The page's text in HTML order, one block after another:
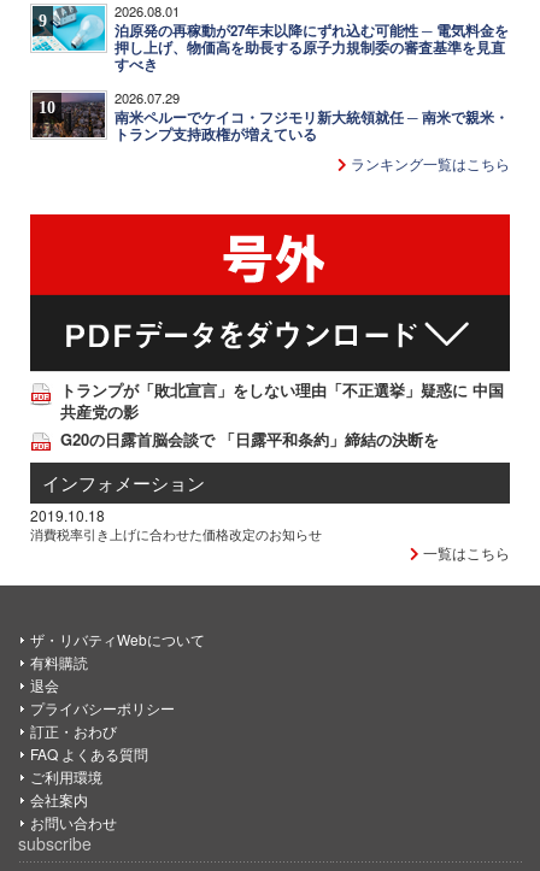
9 2026.08.01
泊原発の再稼動が27年末以降にずれ込む可能性 ─ 電気料金を
押し上げ、物価高を助長する原子力規制委の審査基準を見直
すべき
10 2026.07.29
南米ペルーでケイコ・フジモリ新大統領就任 ─ 南米で親米・
トランプ支持政権が増えている
ランキング一覧はこちら
トランプが「敗北宣言」をしない理由「不正選挙」疑惑に 中国
共産党の影
G20の日露首脳会談で 「日露平和条約」締結の決断を
インフォメーション
2019.10.18
消費税率引き上げに合わせた価格改定のお知らせ
一覧はこちら
ザ・リバティWebについて
有料購読
退会
プライバシーポリシー
訂正・おわび
FAQ よくある質問
ご利用環境
会社案内
お問い合わせ
subscribe